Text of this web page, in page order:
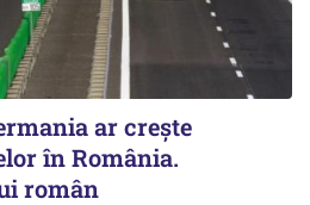
ar crește
în România.
român